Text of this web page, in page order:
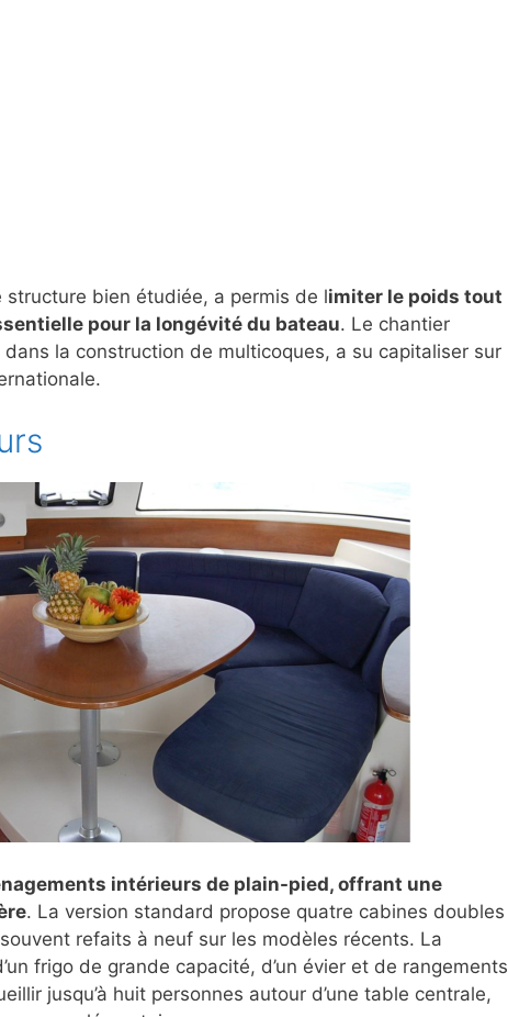
structure bien étudiée, a permis de limiter le poids tout
pour la longévité du bateau. Le chantier
la construction de multicoques, a su capitaliser sur
intérieurs de plain-pied, offrant une
. La version standard propose quatre cabines doubles
refaits à neuf sur les modèles récents. La
frigo de grande capacité, d’un évier et de rangements
jusqu’à huit personnes autour d’une table centrale,